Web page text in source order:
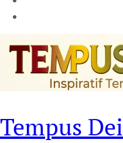
Tempus Dei